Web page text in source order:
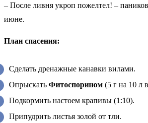
– После ливня укроп пожелтел! –
июне.
План спасения:
Сделать дренажные канавки вилами.
Опрыскать Фитоспорином (5 г на 10 л
Подкормить настоем крапивы (1:10).
Припудрить листья золой от тли.